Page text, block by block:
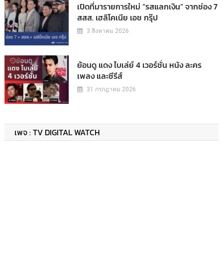
เปิดที่มารายการใหม่ “รสแลกเงิน” จากช่อง 7
สสส. เฮลิโคเนีย เอช กรุ๊ป
3 สิงหาคม 2026
ย้อนดู แดง ไบเล่ย์ 4 เวอร์ชั่น หนัง ละคร
เพลง และซีรีส์
31 กรกฎาคม 2026
เพจ : TV DIGITAL WATCH